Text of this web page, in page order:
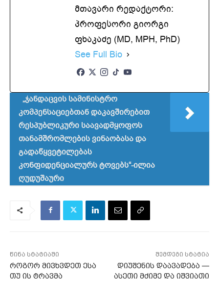
მთავარი რედაქტორი:
პროფესორი გიორგი
ფხაკაძე (MD, MPH, PhD)
See Full Bio
„ჯანდაცვის სამინისტრო
კომპენსაციებთან დაკავშირებით
რესპუბლიკური საავადმყოფოს
თანამშრომლების ვინაობასა და
გადაწყვეტილებას
კონფიდენციალურს ტოვებს“-ილია
ღუდუშაური
წინა სტატიაში
როგორ მივხვდეთ ესა
თუ ის ტრავმა
შემდეგი სტატია
დიუშენის დაავადება —
ასეთი მძიმე და იშვიათი